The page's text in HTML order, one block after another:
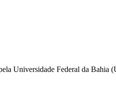
Universidade Federal da Bahia